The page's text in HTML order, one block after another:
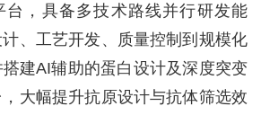
台，具备多技术路线并行研发能
、工艺开发、质量控制到规模化
建AI辅助的蛋白设计及深度突变
大幅提升抗原设计与抗体筛选效